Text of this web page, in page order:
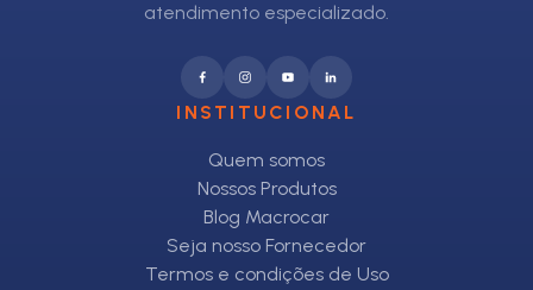
atendimento especializado.
INSTITUCIONAL
Quem somos
Nossos Produtos
Blog Macrocar
Seja nosso Fornecedor
Termos e condições de Uso